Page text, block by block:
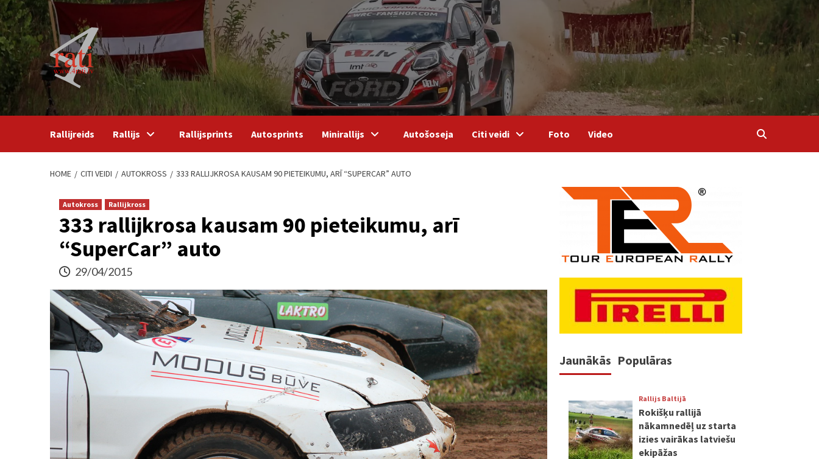
Skip
to
content
Rallijreids Rallijs Rallijsprints Autosprints Minirallijs Autošoseja Citi veidi Foto Video
HOME CITI VEIDI AUTOKROSS 333 RALLIJKROSA KAUSAM 90 PIETEIKUMU, ARĪ “SUPERCAR” AUTO
Autokross Rallijkross
333 rallijkrosa kausam 90 pieteikumu, arī
“SuperCar” auto
29/04/2015
Jaunākās Populāras
Rallijs Baltijā
Rokišķu rallijā
nākamnedēļ uz starta
izies vairākas latviešu
ekipāžas